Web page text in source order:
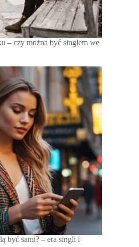
– czy można być singlem we
być sami? – era singli i